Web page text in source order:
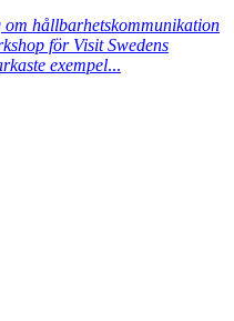
hållbarhetskommunikation
för Visit Swedens
exempel...